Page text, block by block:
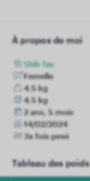
À propos de moi
Shih Tzu
Femelle
4.5 kg
4.5 kg
2 ans, 5 mois
14/02/2024
3x fois pesé
Tableau des poids